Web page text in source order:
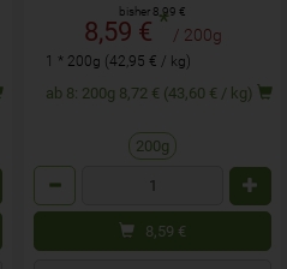
bisher 8,99 €
8,59 €* / 200g
1 * 200g (42,95 € / kg)
ab 8: 200g 8,72 € (43,60 € / kg)
200g
8,59 €